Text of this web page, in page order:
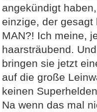
angekündigt
einzige, der gesagt
MAN?! Ich meine,
haarsträubend.
bringen sie jetzt
auf die große
keinen
Na wenn das mal